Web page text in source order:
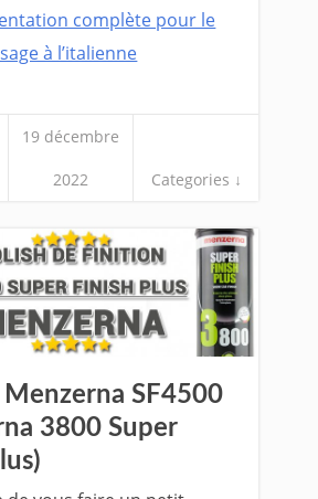
complète pour le
à l’italienne
19 décembre
2022 Categories ↓
Menzerna SF4500
3800 Super